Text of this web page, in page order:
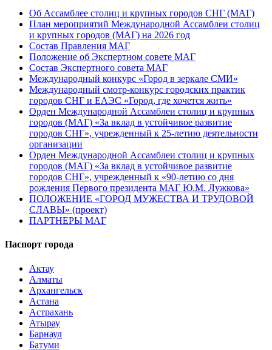
Об Ассамблее столиц и крупных городов СНГ (МАГ)
План мероприятий Международной Ассамблеи столиц
и крупных городов (МАГ) на 2026 год
Состав Правления МАГ
Положение об Экспертном совете МАГ
Состав Экспертного совета МАГ
Международный конкурс «Город в зеркале СМИ»
Международный смотр-конкурс городских практик
городов СНГ и ЕАЭС «Город, где хочется жить»
Орден Международной Ассамблеи столиц и крупных
городов (МАГ) «За вклад в устойчивое развитие
городов СНГ», учрежденный к 25-летию деятельности
организации
Орден Международной Ассамблеи столиц и крупных
городов (МАГ) «За вклад в устойчивое развитие
городов СНГ», учрежденный к «90-летию со дня
рождения Первого президента МАГ Ю.М. Лужкова»
ПОЛОЖЕНИЕ «ГОРОД МУЖЕСТВА И ТРУДОВОЙ
СЛАВЫ» (проект)
ПАРТНЕРЫ МАГ
Паспорт города
Актау
Алматы
Архангельск
Астана
Астрахань
Атырау
Барнаул
Батуми